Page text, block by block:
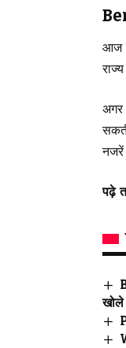
आज
अगर
नजरें
पढ़े
खोले